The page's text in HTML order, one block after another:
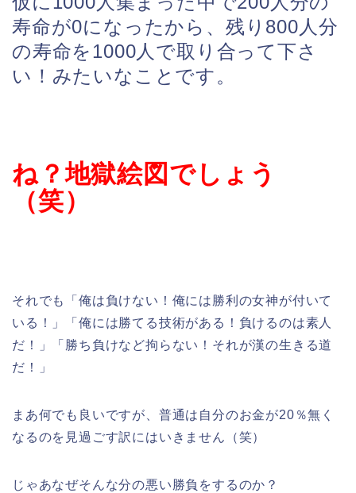
寿命が0になったから、残り800人分
の寿命を1000人で取り合って下さ
い！みたいなことです。
ね？地獄絵図でしょう
（笑）
それでも「俺は負けない！俺には勝利の女神が付いて
いる！」「俺には勝てる技術がある！負けるのは素人
だ！」「勝ち負けなど拘らない！それが漢の生きる道
だ！」
まあ何でも良いですが、普通は自分のお金が20％無く
なるのを見過ごす訳にはいきません（笑）
じゃあなぜそんな分の悪い勝負をするのか？